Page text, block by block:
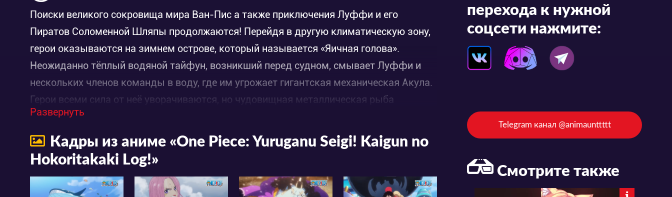
Поиски великого сокровища мира Ван-Пис а также приключения Луффи и его
Пиратов Соломенной Шляпы продолжаются! Перейдя в другую климатическую зону,
герои оказываются на зимнем острове, который называется «Яичная голова».
Неожиданно тёплый водяной тайфун, возникший перед судном, смывает Луффи и
нескольких членов команды в воду, где им угрожает гигантская механическая Акула.
Герои всеми сила от неё уворачиваются, но чудовищная металлическая рыба
намерена непременно их поглотить. Сильное течение переворачивает корабль, и
пираты не в состоянии вернуть его в прежнее положение. И вдруг появляется спасение
в виде Робота, который с лёгкостью останавливает Акулу. Так герои получают
возможность выйти на остров и узнают, что он является Правительственным!
Именно здесь живёт и работает знаменитый доктор Вегапанк!
Развернуть
Кадры из аниме «One Piece: Yuruganu Seigi! Kaigun no
Hokoritakaki Log!»
перехода к нужной
соцсети нажмите:
Telegram канал @animaunttttt
Смотрите также